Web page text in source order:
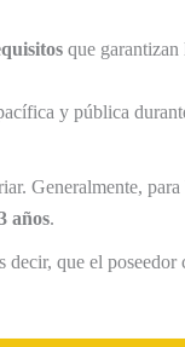
que
y pública
Generalmente,
años.
que el poseedor